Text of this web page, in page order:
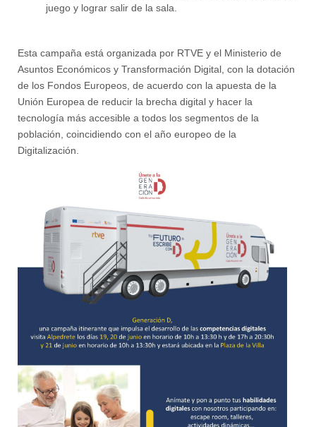
juego y lograr salir de la sala.
Esta campaña está organizada por RTVE y el Ministerio de
Asuntos Económicos y Transformación Digital, con la dotación
de los Fondos Europeos, de acuerdo con la apuesta de la
Unión Europea de reducir la brecha digital y hacer la
tecnología más accesible a todos los segmentos de la
población, coincidiendo con el año europeo de la
Digitalización.